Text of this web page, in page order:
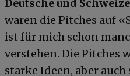
Deutsche und
waren die Pitches auf
ist für mich schon
verstehen. Die Pitches
starke Ideen, aber auch